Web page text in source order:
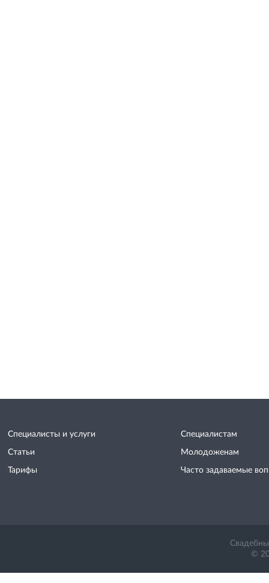
Специалисты и услуги
Статьи
Тарифы
Специалистам
Молодоженам
Часто задаваемые
©